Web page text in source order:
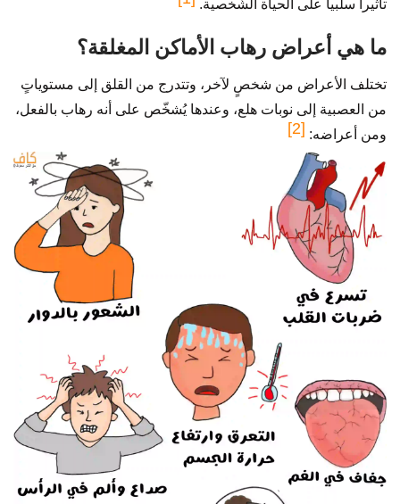
تأثيراً سلبياً على الحياة الشّخصية.
ما هي أعراض رهاب الأماكن المغلقة؟
تختلف الأعراض من شخصٍ لآخر، وتتدرج من القلق إلى مستوياتٍ
من العصبية إلى نوبات هلع، وعندها يُشخّص على أنه رهاب بالفعل،
ومن أعراضه: [2]